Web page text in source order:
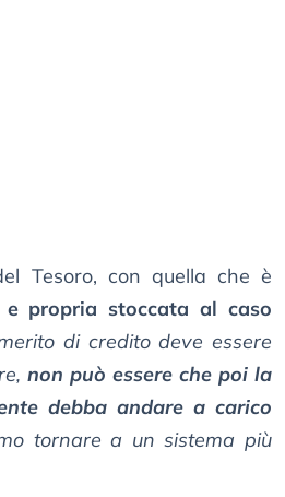
Tesoro, con quella che è
propria stoccata al caso
di credito deve essere
non può essere che poi la
debba andare a carico
tornare a un sistema più